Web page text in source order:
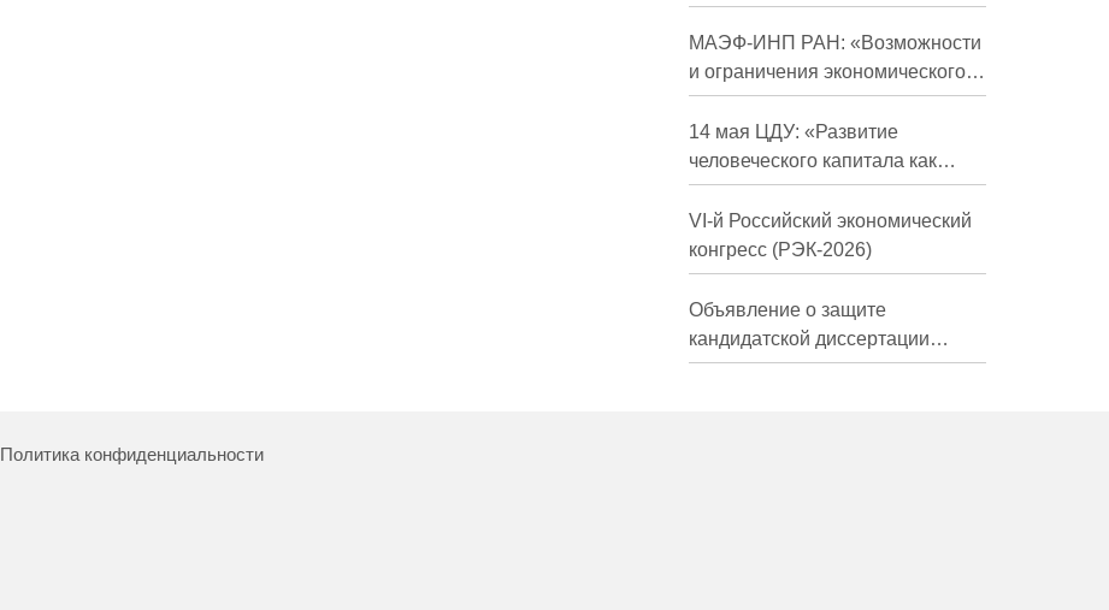
Кузнецова Михаила
Евгеньевича
МАЭФ-ИНП РАН: «Возможности
и ограничения экономического
развития России в средне- и
долгосрочной перспективе»
14 мая ЦДУ: «Развитие
человеческого капитала как
фактор экономического роста»
VI-й Российский экономический
конгресс (РЭК-2026)
Объявление о защите
кандидатской диссертации
Трындиной Николь Сергеевны
Политика конфиденциальности